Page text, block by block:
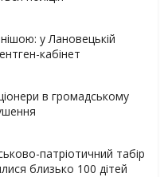
у Лановецькій
кабінет
в громадському
патріотичний табір
близько 100 дітей